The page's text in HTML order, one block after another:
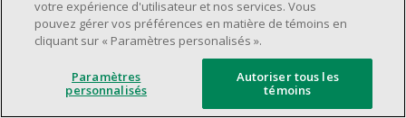
votre expérience d'utilisateur et nos services. Vous
pouvez gérer vos préférences en matière de témoins en
cliquant sur « Paramètres personalisés ».
Paramètres
personnalisés
Autoriser tous les
témoins